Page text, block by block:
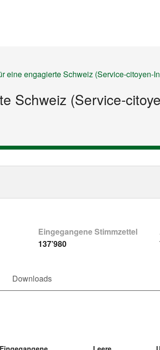
eine engagierte Schweiz (Service-citoyen-
Schweiz (Service-
Eingegangene Stimmzettel
137’980
Downloads